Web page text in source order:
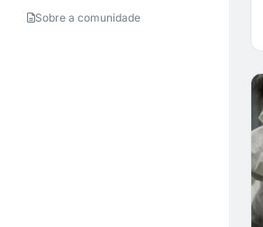
Sobre a comunidade